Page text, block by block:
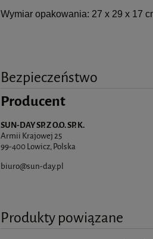
Wymiar opakowania: 27 x 29 x 17
Bezpieczeństwo
Producent
SUN-DAY SP. Z O.O. SP. K.
Armii Krajowej 25
99-400 Lowicz, Polska
biuro@sun-day.pl
Produkty powiązane